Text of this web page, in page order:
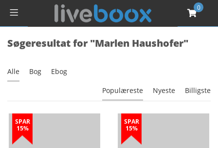
0
Søgeresultat for "Marlen Haushofer"
Alle Bog Ebog
Populæreste Nyeste Billigste
SPAR
15%
SPAR
15%